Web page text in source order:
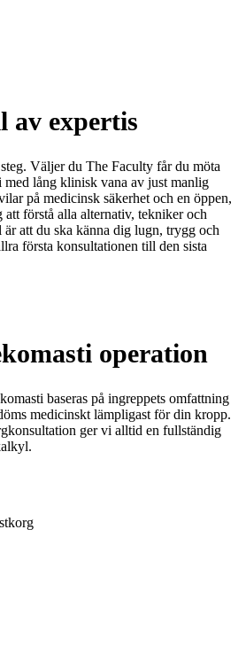
expertis
Väljer du The Faculty får du möta
lång klinisk vana av just manlig
på medicinsk säkerhet och en öppen,
förstå alla alternativ, tekniker och
att du ska känna dig lugn, trygg och
första konsultationen till den sista
operation
baseras på ingreppets omfattning
medicinskt lämpligast för din kropp.
ger vi alltid en fullständig